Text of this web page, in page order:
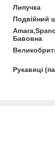
Липучка
Подвійний
Бавовна
Рукавиці